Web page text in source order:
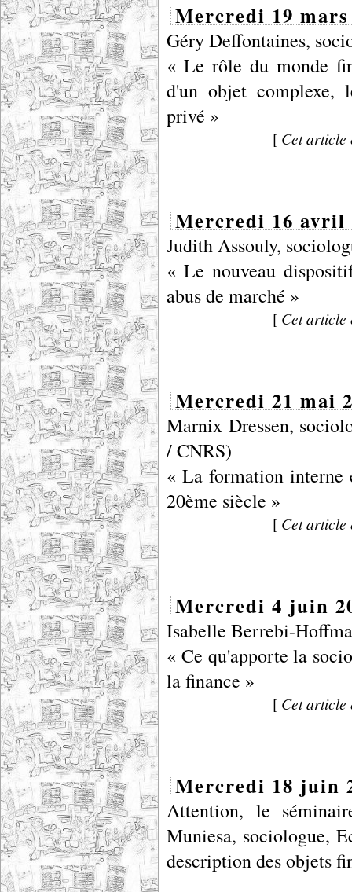
Mercredi 19
Géry Deffontaines,
« Le rôle du monde
d'un objet complexe,
privé »
[ Cet article
Mercredi 16 avril
Judith Assouly,
« Le nouveau
abus de marché »
[ Cet article
Mercredi 21 mai
Marnix Dressen,
/ CNRS)
« La formation interne
20ème siècle »
[ Cet article
Mercredi 4 juin
Isabelle Berrebi-
« Ce qu'apporte la
la finance »
[ Cet article
Mercredi 18 juin
Attention, le
Muniesa, sociologue,
description des objets